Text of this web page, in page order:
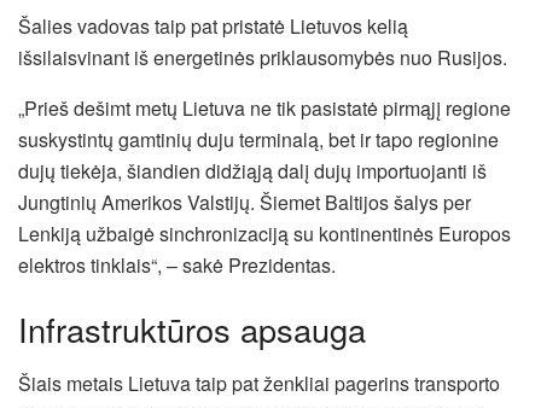
Šalies vadovas taip pat pristatė Lietuvos kelią
išsilaisvinant iš energetinės priklausomybės nuo Rusijos.
„Prieš dešimt metų Lietuva ne tik pasistatė pirmąjį regione
suskystintų gamtinių duju terminalą, bet ir tapo regionine
dujų tiekėja, šiandien didžiąją dalį dujų importuojanti iš
Jungtinių Amerikos Valstijų. Šiemet Baltijos šalys per
Lenkiją užbaigė sinchronizaciją su kontinentinės Europos
elektros tinklais“, – sakė Prezidentas.
Infrastruktūros apsauga
Šiais metais Lietuva taip pat ženkliai pagerins transporto